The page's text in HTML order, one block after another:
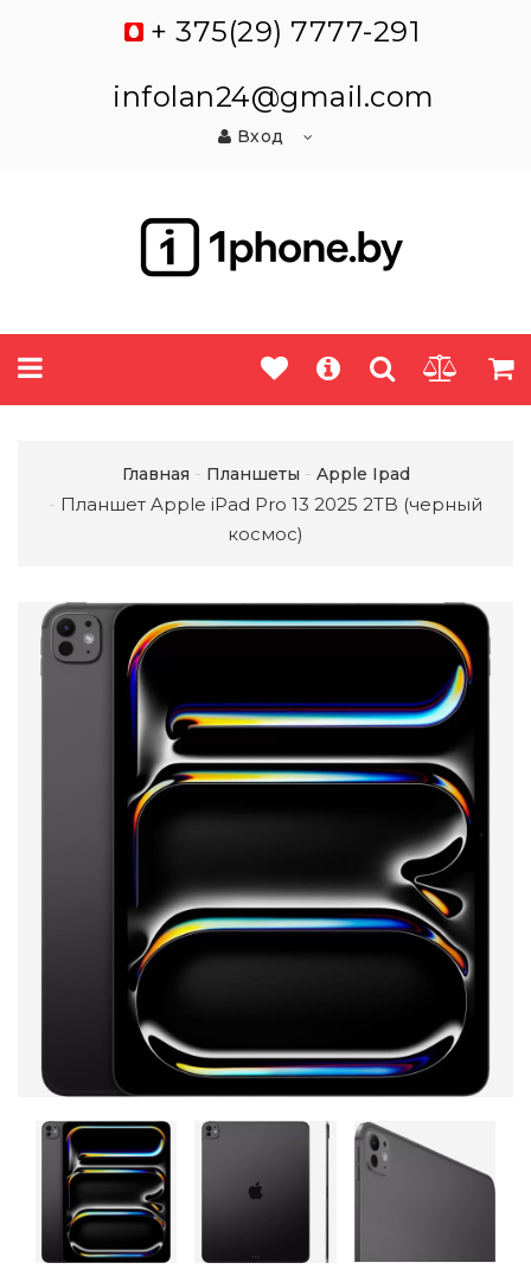
+ 375(29) 7777-291
infolan24@gmail.com
Вход
Главная Планшеты Apple Ipad
Планшет Apple iPad Pro 13 2025 2TB (черный
космос)